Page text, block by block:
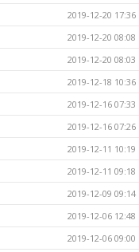
2019-12-20 17:36
2019-12-20 08:08
2019-12-20 08:03
2019-12-18 10:36
2019-12-16 07:33
2019-12-16 07:26
2019-12-11 10:19
2019-12-11 09:18
2019-12-09 09:14
2019-12-06 12:48
2019-12-06 09:00